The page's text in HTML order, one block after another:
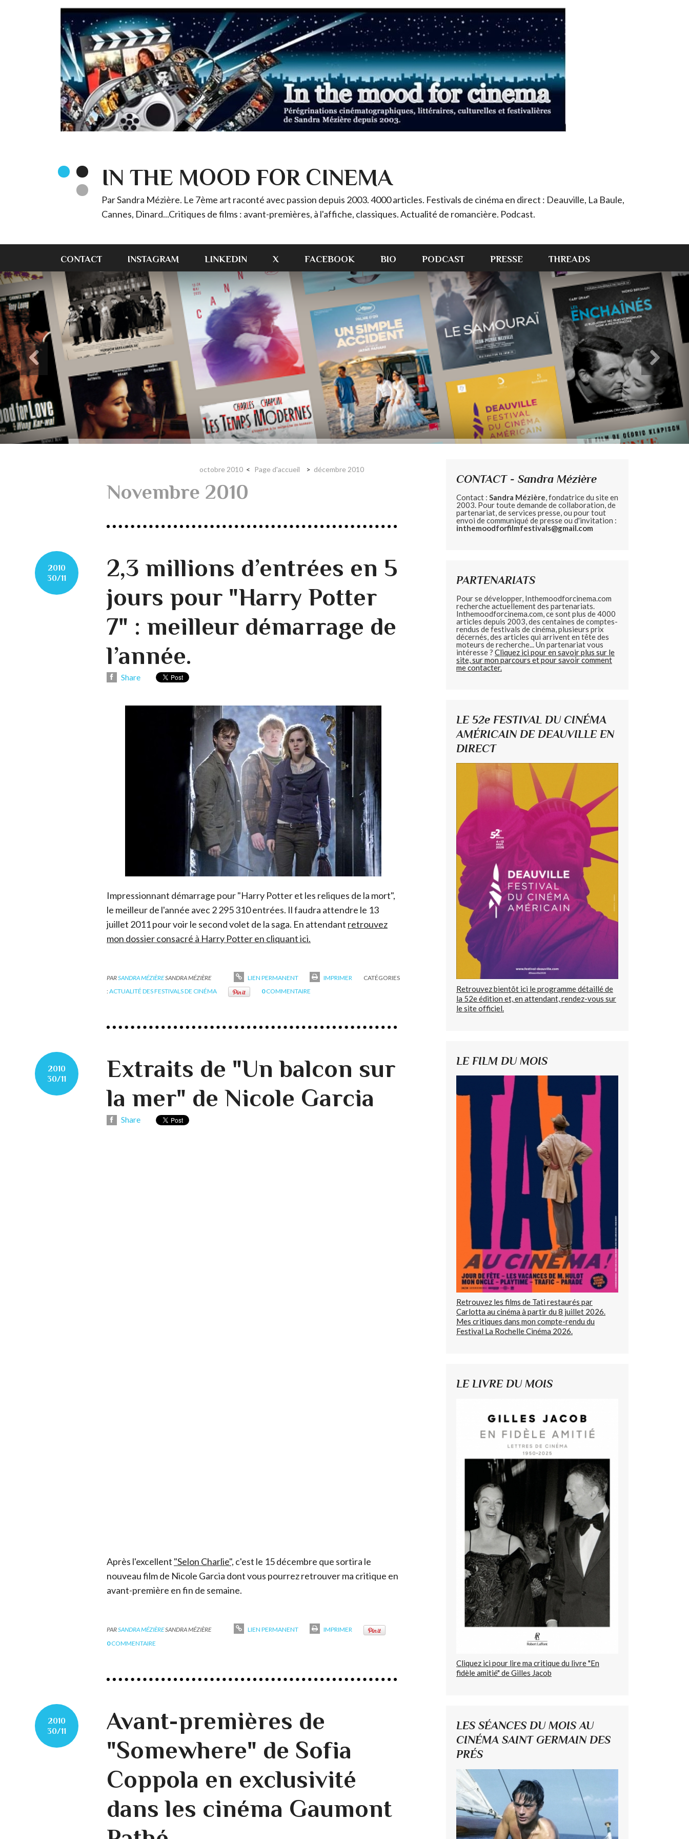
IN THE MOOD FOR CINEMA
Par Sandra Mézière. Le 7ème art raconté avec passion depuis 2003. 4000 articles. Festivals de cinéma en direct : Deauville, La Baule,
Cannes, Dinard...Critiques de films : avant-premières, à l'affiche, classiques. Actualité de romancière. Podcast.
CONTACT INSTAGRAM LINKEDIN X FACEBOOK BIO PODCAST PRESSE THREADS
octobre 2010 Page d'accueil décembre 2010
Novembre 2010
2010
30/11
2,3 millions d’entrées en 5
jours pour "Harry Potter
7" : meilleur démarrage de
l’année.
Share
Impressionnant démarrage pour "Harry Potter et les reliques de la mort",
le meilleur de l'année avec 2 295 310 entrées. Il faudra attendre le 13
juillet 2011 pour voir le second volet de la saga. En attendant retrouvez
mon dossier consacré à Harry Potter en cliquant ici.
PARSANDRA MÉZIÈRESANDRA MÉZIÈRE LIEN PERMANENT IMPRIMER
CATÉGORIES
:ACTUALITÉ DES FESTIVALS DE CINÉMA 0 COMMENTAIRE
2010
30/11
Extraits de "Un balcon sur
la mer" de Nicole Garcia
Share
Après l'excellent "Selon Charlie", c'est le 15 décembre que sortira le
nouveau film de Nicole Garcia dont vous pourrez retrouver ma critique en
avant-première en fin de semaine.
PARSANDRA MÉZIÈRESANDRA MÉZIÈRE LIEN PERMANENT
IMPRIMER
0 COMMENTAIRE
2010
30/11
Avant-premières de
"Somewhere" de Sofia
Coppola en exclusivité
dans les cinéma Gaumont
CONTACT - Sandra Mézière
Contact : Sandra Mézière, fondatrice du site en
2003. Pour toute demande de collaboration, de
partenariat, de services presse, ou pour tout
envoi de communiqué de presse ou d'invitation :
inthemoodforfilmfestivals@gmail.com
PARTENARIATS
Pour se développer, Inthemoodforcinema.com
recherche actuellement des partenariats.
Inthemoodforcinema.com, ce sont plus de 4000
articles depuis 2003, des centaines de comptes-
rendus de festivals de cinéma, plusieurs prix
décernés, des articles qui arrivent en tête des
moteurs de recherche... Un partenariat vous
intéresse ? Cliquez ici pour en savoir plus sur le
site, sur mon parcours et pour savoir comment
me contacter.
LE 52e FESTIVAL DU CINÉMA
AMÉRICAIN DE DEAUVILLE EN
DIRECT
Retrouvez bientôt ici le programme détaillé de
la 52e édition et, en attendant, rendez-vous sur
le site officiel.
LE FILM DU MOIS
Retrouvez les films de Tati restaurés par
Carlotta au cinéma à partir du 8 juillet 2026.
Mes critiques dans mon compte-rendu du
Festival La Rochelle Cinéma 2026.
LE LIVRE DU MOIS
Cliquez ici pour lire ma critique du livre "En
fidèle amitié" de Gilles Jacob
LES SÉANCES DU MOIS AU
CINÉMA SAINT GERMAIN DES
PRÉS